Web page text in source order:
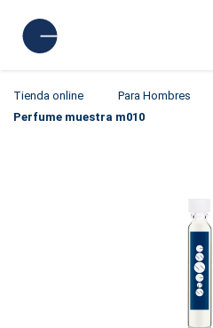
Tienda online Para Hombres
Perfume muestra m010